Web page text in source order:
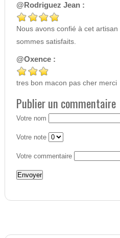
@Rodriguez Jean :
Nous avons confié à cet
sommes satisfaits.
@Oxence :
tres bon macon pas cher merci
Publier un commentaire
Votre nom
Votre note
Votre commentaire